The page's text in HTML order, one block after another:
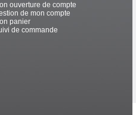
ouverture de compte
de mon compte
panier
de commande